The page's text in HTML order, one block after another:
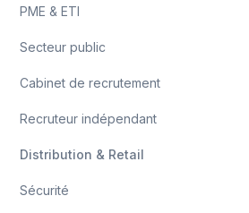
PME & ETI
Secteur public
Cabinet de recrutement
Recruteur indépendant
Distribution & Retail
Sécurité